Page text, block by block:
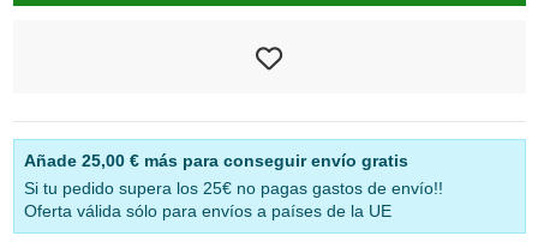
Añade 25,00 €más para conseguir envío gratis
Si tu pedido supera los 25€ no pagas gastos de envío!!
Oferta válida sólo para envíos a países de la UE